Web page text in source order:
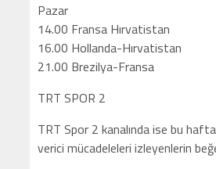
Pazar
14.00 Fransa Hırvatistan
16.00 Hollanda-Hırvatistan
21.00 Brezilya-Fransa
TRT SPOR 2
TRT Spor 2 kanalında ise bu
verici mücadeleleri izleyenlerin